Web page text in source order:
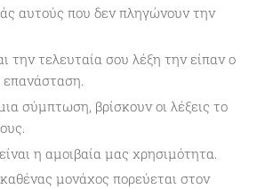
αυτούς που δεν πληγώνουν την
την τελευταία σου λέξη την είπαν ο
σύμπτωση, βρίσκουν οι λέξεις το
η αμοιβαία μας χρησιμότητα.
μονάχος πορεύεται στον